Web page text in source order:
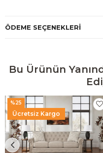
ÖDEME SEÇENEKLERI
Bu Ürünün
Ücretsiz Kargo
%25